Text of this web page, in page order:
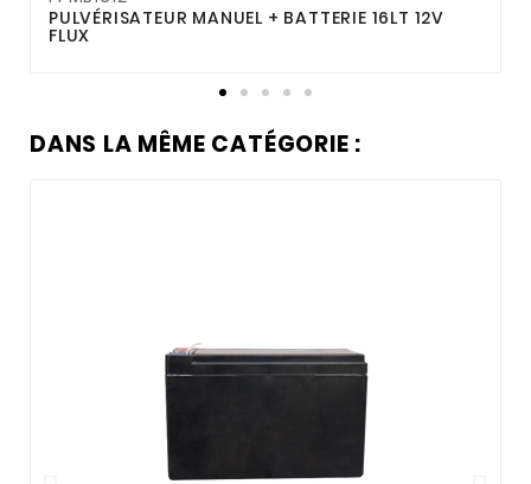
PULVÉRISATEUR MANUEL + BATTERIE 16LT 12V
FLUX
DANS LA MÊME CATÉGORIE :